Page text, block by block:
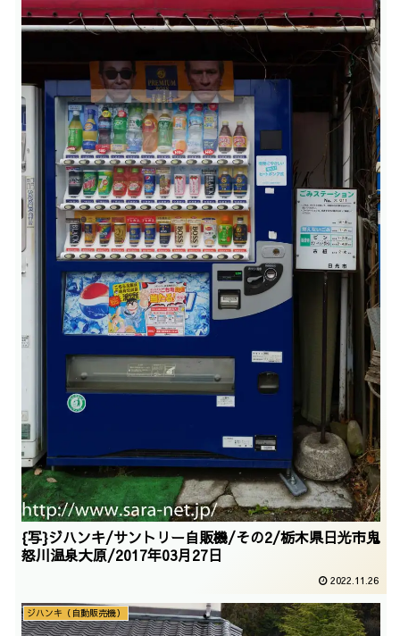
{写}ジハンキ/サントリー自販機/その2/栃木県日光市鬼
怒川温泉大原/2017年03月27日
2022.11.26
ジハンキ（自動販売機）